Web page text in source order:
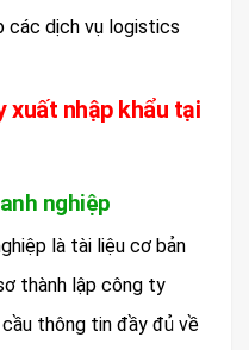
các dịch vụ logistics
xuất nhập khẩu tại
nghiệp
là tài liệu cơ bản
thành lập công ty
cầu thông tin đầy đủ về